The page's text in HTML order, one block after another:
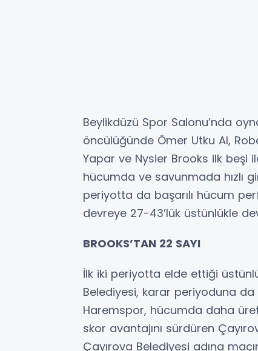
Beylikdüzü Spor Salonu’nda
öncülüğünde Ömer Utku Al,
Yapar ve Nysier Brooks ilk beşi
hücumda ve savunmada hızlı
periyotta da başarılı hücum
devreye 27-43’lük üstünlükle
BROOKS’TAN 22 SAYI
İlk iki periyotta elde ettiği
Belediyesi, karar periyoduna da
Haremspor, hücumda daha
skor avantajını sürdüren
Çayırova Belediyesi adına